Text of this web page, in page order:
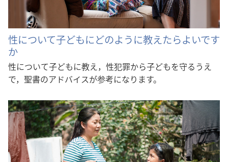
性について子どもにどのように教えたらよいです
か
性について子どもに教え，性犯罪から子どもを守るうえ
で，聖書のアドバイスが参考になります。